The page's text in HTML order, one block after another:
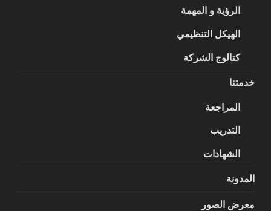
الرؤية و المهمة
الهيكل التنظيمي
كتالوج الشركة
خدمتنا
المراجعة
التدريب
الشهادات
المدونة
معرض الصور